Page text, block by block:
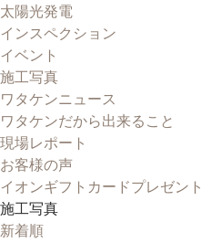
太陽光発電
インスペクション
イベント
施工写真
ワタケンニュース
ワタケンだから出来ること
現場レポート
お客様の声
イオンギフトカードプレゼント
施工写真
新着順